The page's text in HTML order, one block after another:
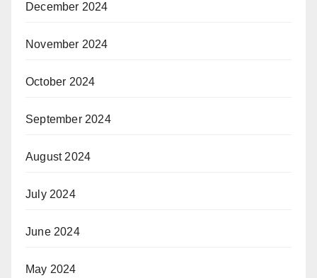
December 2024
November 2024
October 2024
September 2024
August 2024
July 2024
June 2024
May 2024